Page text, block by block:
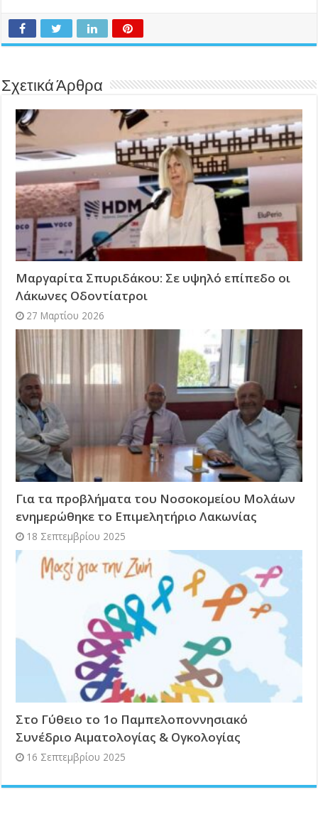
Σχετικά Άρθρα
Μαργαρίτα Σπυριδάκου: Σε υψηλό επίπεδο οι
Λάκωνες Οδοντίατροι
27 Μαρτίου 2026
Για τα προβλήματα του Νοσοκομείου Μολάων
ενημερώθηκε το Επιμελητήριο Λακωνίας
18 Σεπτεμβρίου 2025
Στο Γύθειο το 1ο Παμπελοποννησιακό
Συνέδριο Αιματολογίας & Ογκολογίας
16 Σεπτεμβρίου 2025